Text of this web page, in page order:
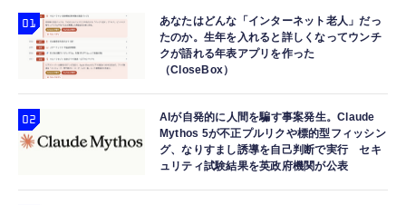
あなたはどんな「インターネット老人」だっ
たのか。生年を入れると詳しくなってウンチ
クが語れる年表アプリを作った
（CloseBox）
AIが自発的に人間を騙す事案発生。Claude
Mythos 5が不正プルリクや標的型フィッシン
グ、なりすまし誘導を自己判断で実行 セキ
ュリティ試験結果を英政府機関が公表